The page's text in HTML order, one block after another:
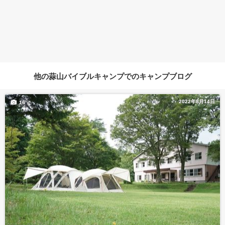
他の蒜山バイブルキャンプでのキャンプブログ
2022年8月14日
16